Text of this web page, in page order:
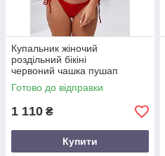
Купальник жіночий
роздільний бікіні
червоний чашка пушап
Готово до відправки
1 110 ₴
Купити